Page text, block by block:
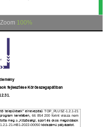
Zoom 100%